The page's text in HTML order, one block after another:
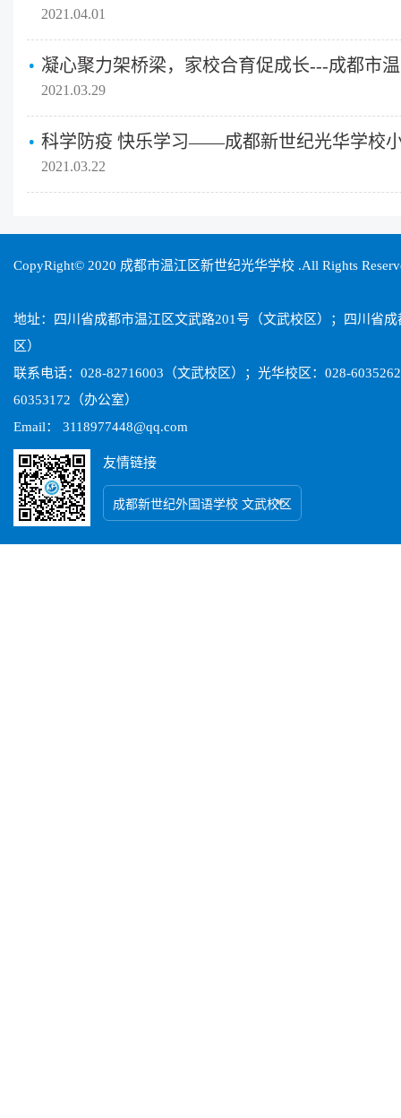
2021.04.01
2021.03.29
2021.03.22
CopyRight© 2020 成都市温江区新世纪光华学校 .All Rights
地址：四川省成都市温江区文武路201号（文武校区）；四川省
区）
联系电话：028-82716003（文武校区）；光华校区：028-
60353172（办公室）
Email： 3118977448@qq.com
友情链接